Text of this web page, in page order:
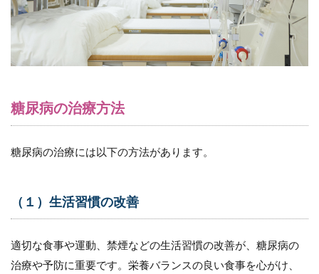
尿
病
高
額
療
費
発
生
理
薬剤
費
糖尿病の治療方法
糖尿病の治療には以下の方法があります。
（１）生活習慣の改善
適切な食事や運動、禁煙などの生活習慣の改善が、糖尿病の
治療や予防に重要です。栄養バランスの良い食事を心がけ、